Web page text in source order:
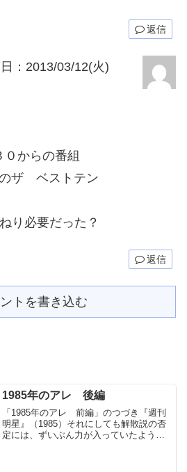
返信
：2013/03/12(火)
からの番組
ザ ベストテン
り必要だった？
返信
トを書き込む
1985年のアレ 後編
「1985年のアレ 前編」のつづき『週刊
明星』（1985）それにしても解散説の否
定には、ずいぶん力が入っていたように